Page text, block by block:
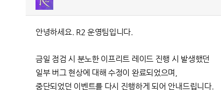
안녕하세요. R2 운영팀입니다.
금일 점검 시 분노한 이프리트 레이드 진행 시 발생했던
일부 버그 현상에 대해 수정이 완료되었으며,
중단되었던 이벤트를 다시 진행하게 되어 안내드립니다.